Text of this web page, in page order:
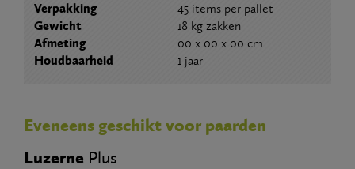
Verpakking
Gewicht
Afmeting
Houdbaarheid
45 items per pallet
18 kg zakken
00 x 00 x 00 cm
1 jaar
Eveneens geschikt voor paarden
Luzerne Plus